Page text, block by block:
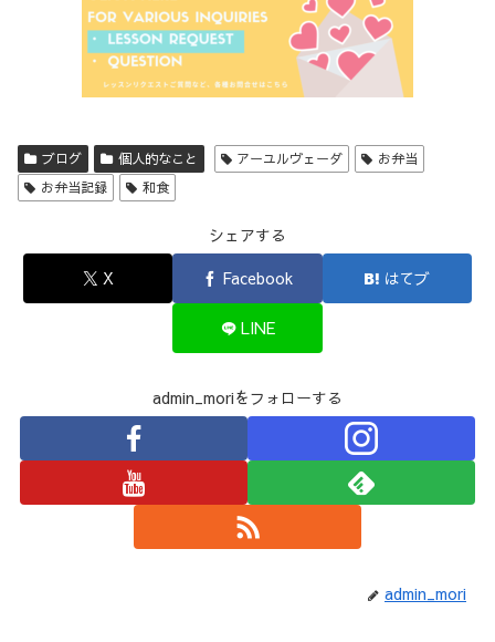
ブログ 個人的なこと アーユルヴェーダ
お弁当
お弁当記録
和食
シェアする
X
Facebook はてブ
LINE
admin_moriをフォローする
admin_mori